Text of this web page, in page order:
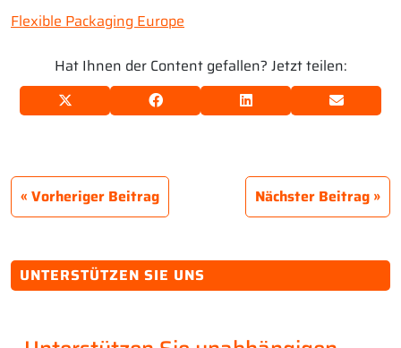
Flexible Packaging Europe
Hat Ihnen der Content gefallen? Jetzt teilen:
Vorheriger Beitrag Nächster Beitrag
UNTERSTÜTZEN SIE UNS